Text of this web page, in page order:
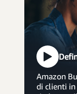
Amazon
di clienti